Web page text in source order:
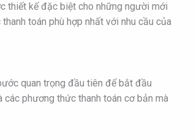
thiết kế đặc biệt cho những người mới
toán phù hợp nhất với nhu cầu của
quan trọng đầu tiên để bắt đầu
phương thức thanh toán cơ bản mà